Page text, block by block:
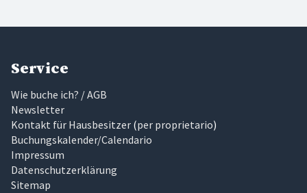
Service
Wie buche ich? / AGB
Newsletter
Kontakt für Hausbesitzer (per proprietario)
Buchungskalender/Calendario
Impressum
Datenschutzerklärung
Sitemap